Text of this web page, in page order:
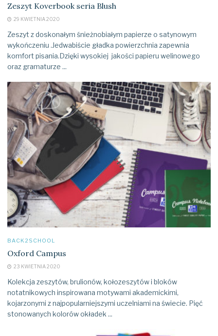
Zeszyt Koverbook seria Blush
29 KWIETNIA 2020
Zeszyt z doskonałym śnieżnobiałym papierze o satynowym
wykończeniu .Jedwabiście gładka powierzchnia zapewnia
komfort pisania.Dzięki wysokiej jakości papieru welinowego
oraz gramaturze ...
BACK2SCHOOL
Oxford Campus
23 KWIETNIA 2020
Kolekcja zeszytów, brulionów, kołozeszytów i bloków
notatnikowych inspirowana motywami akademickimi,
kojarzonymi z najpopularniejszymi uczelniami na świecie. Pięć
stonowanych kolorów okładek ...